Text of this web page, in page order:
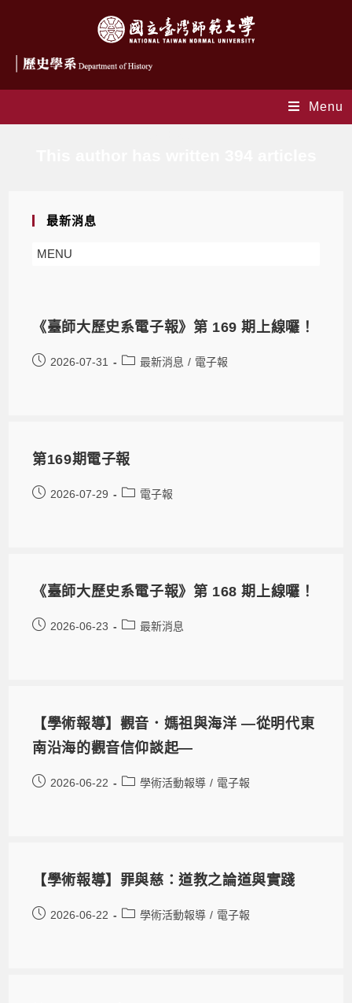
Menu
最新消息
MENU
《臺師大歷史系電子報》第 169 期上線囉！
2026-07-31 最新消息 / 電子報
第169期電子報
2026-07-29 電子報
《臺師大歷史系電子報》第 168 期上線囉！
2026-06-23 最新消息
【學術報導】觀音．媽祖與海洋 —從明代東
南沿海的觀音信仰談起—
2026-06-22 學術活動報導 / 電子報
【學術報導】罪與慈：道教之論道與實踐
2026-06-22 學術活動報導 / 電子報